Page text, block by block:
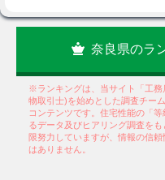
奈良県のラ
※ランキングは、当サイト「工務
物取引士)を始めとした調査チー
コンテンツです。住宅性能の「
るデータ及びヒアリング調査を
限努力していますが、情報の信
はありません。